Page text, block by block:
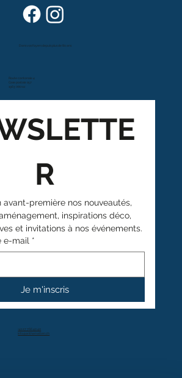
Route cantonale 4
Case postale 157
1963 Vétroz
Dans vos foyers depuis plus de 80 ans
+41 27 766 40 40
info@anthamatten.ch
R
avant-première nos nouveautés,
inspirations déco,
et invitations à nos événements.
e-mail *
Je m'inscris